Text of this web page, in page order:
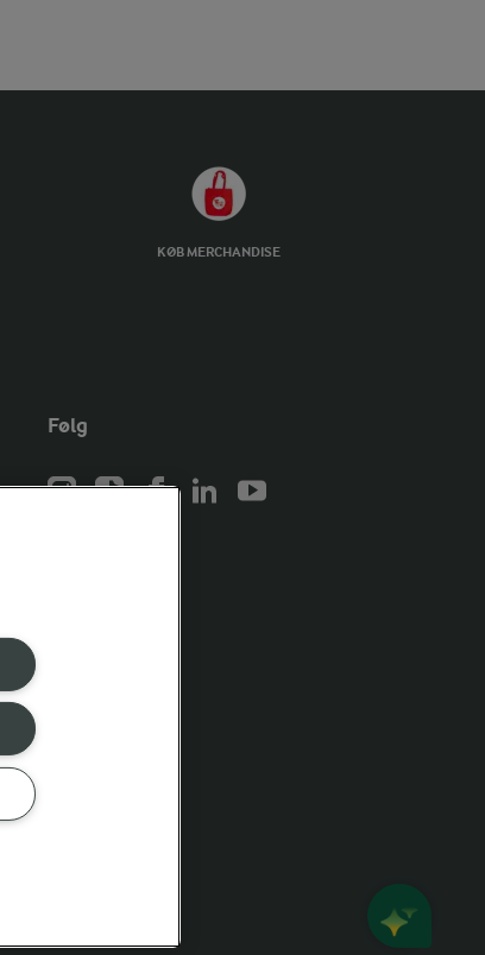
KØB MERCHANDISE
Følg